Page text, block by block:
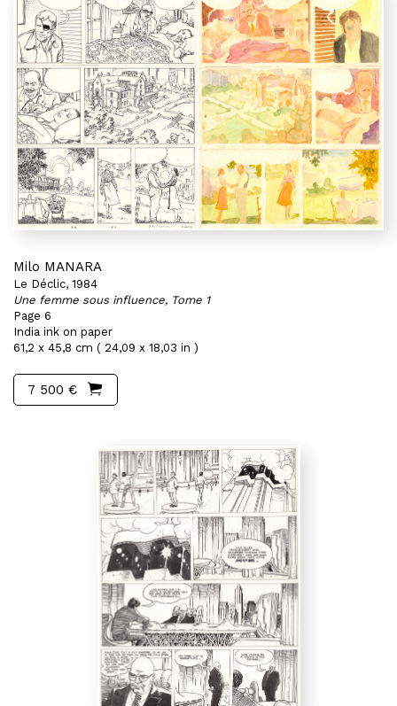
Milo MANARA
Le Déclic, 1984
Une femme sous influence, Tome 1
Page 6
India ink on paper
61,2 x 45,8 cm ( 24,09 x 18,03 in )
7 500 €